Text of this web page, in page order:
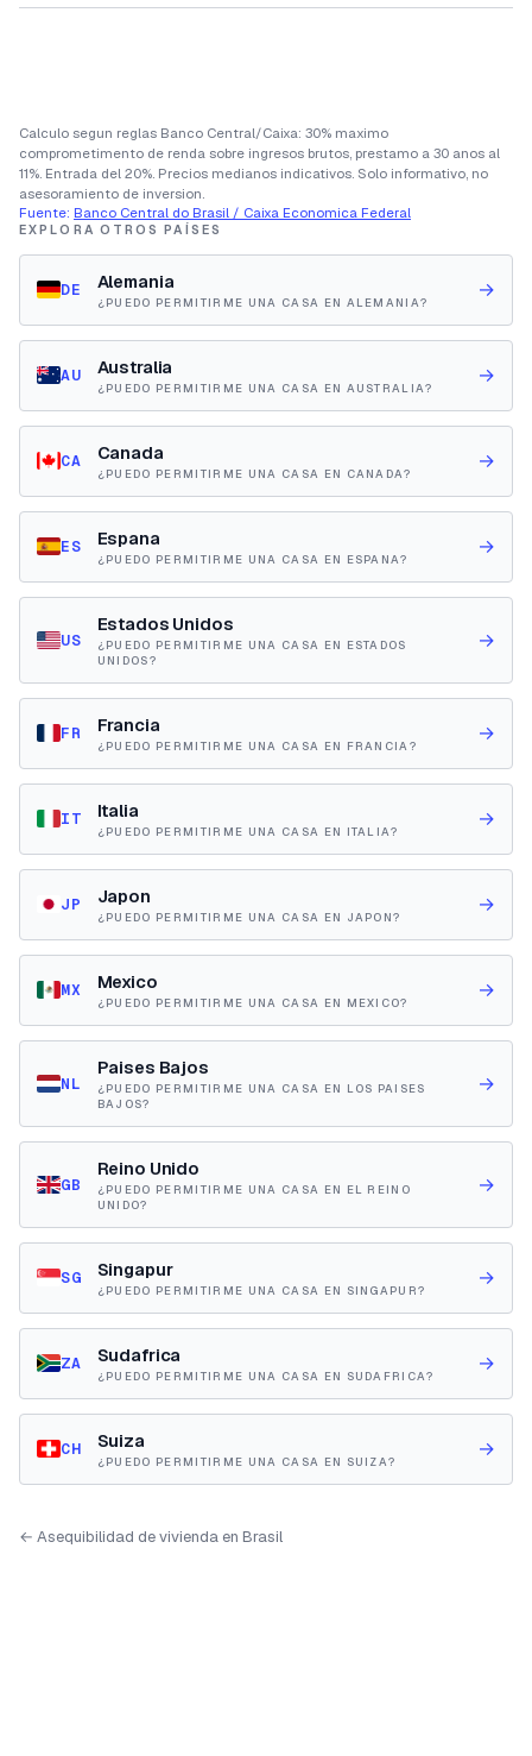
Calculo segun reglas Banco Central/Caixa: 30% maximo
comprometimento de renda sobre ingresos brutos, prestamo a 30 anos al
11%. Entrada del 20%. Precios medianos indicativos. Solo informativo, no
asesoramiento de inversion.
Fuente: Banco Central do Brasil / Caixa Economica Federal
EXPLORA OTROS PAÍSES
DE Alemania
¿PUEDO PERMITIRME UNA CASA EN ALEMANIA? →
AU Australia
¿PUEDO PERMITIRME UNA CASA EN AUSTRALIA? →
CA Canada
¿PUEDO PERMITIRME UNA CASA EN CANADA? →
ES Espana
¿PUEDO PERMITIRME UNA CASA EN ESPANA? →
US
Estados Unidos
¿PUEDO PERMITIRME UNA CASA EN ESTADOS
UNIDOS?
→
FR Francia
¿PUEDO PERMITIRME UNA CASA EN FRANCIA? →
IT Italia
¿PUEDO PERMITIRME UNA CASA EN ITALIA? →
JP Japon
¿PUEDO PERMITIRME UNA CASA EN JAPON? →
MX Mexico
¿PUEDO PERMITIRME UNA CASA EN MEXICO? →
NL
Paises Bajos
¿PUEDO PERMITIRME UNA CASA EN LOS PAISES
BAJOS?
→
GB
Reino Unido
¿PUEDO PERMITIRME UNA CASA EN EL REINO
UNIDO?
→
SG Singapur
¿PUEDO PERMITIRME UNA CASA EN SINGAPUR? →
ZA Sudafrica
¿PUEDO PERMITIRME UNA CASA EN SUDAFRICA? →
CH Suiza
¿PUEDO PERMITIRME UNA CASA EN SUIZA? →
← Asequibilidad de vivienda en Brasil